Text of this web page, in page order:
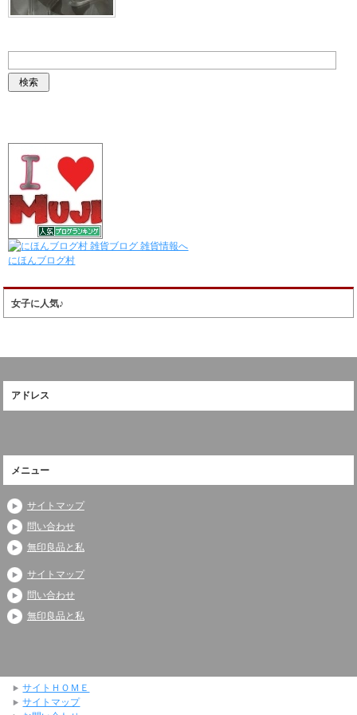
にほんブログ村
女子に人気♪
アドレス
メニュー
サイトマップ
問い合わせ
無印良品と私
サイトマップ
問い合わせ
無印良品と私
サイトＨＯＭＥ
サイトマップ